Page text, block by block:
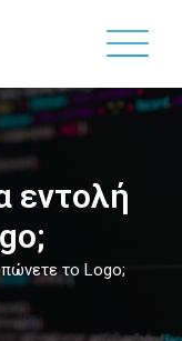
εντολή
το Logo;